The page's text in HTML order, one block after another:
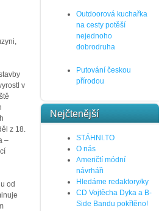
v
z 18.
–
od
Outdoorová kuchařka
na cesty potěší
nejednoho
dobrodruha
Putování českou
přírodou
Nejčtenější
STÁHNI.TO
O nás
Američtí módní
návrháři
Hledáme redaktory/ky
CD Vojtěcha Dyka a B-
Side Bandu pokřtěno!